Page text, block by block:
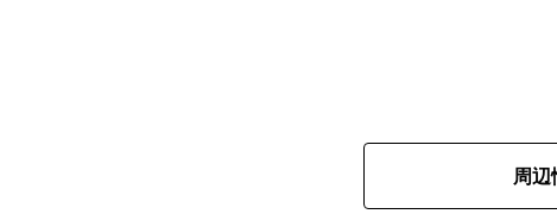
周辺